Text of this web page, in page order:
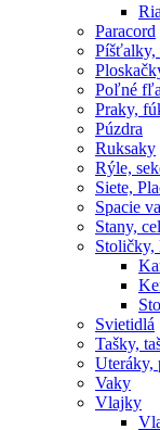
Paracord
Píšťalky,
Poľné
Praky,
Púzdra
Ruksaky
Rýle,
Siete,
Spacie
Stany,
Stoličky,
Svietidlá
Tašky,
Uteráky,
Vaky
Vlajky